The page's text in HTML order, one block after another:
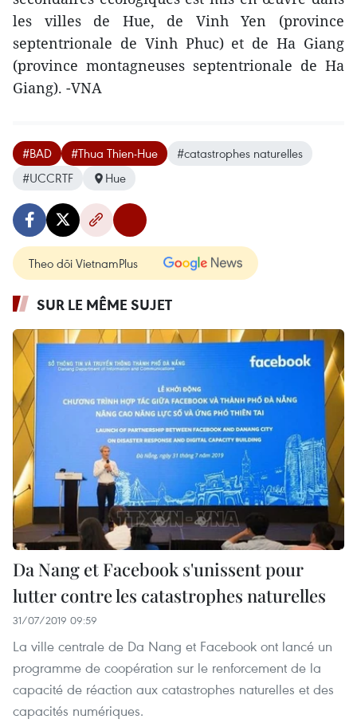
les villes de Hue, de Vinh Yen (province
septentrionale de Vinh Phuc) et de Ha Giang
(province montagneuses septentrionale de Ha
Giang). -VNA
#BAD #Thua Thien-Hue
#catastrophes naturelles
#UCCRTF
Hue
Theo dõi VietnamPlus
SUR LE MÊME SUJET
Da Nang et Facebook s'unissent pour
lutter contre les catastrophes naturelles
31/07/2019 09:59
La ville centrale de Da Nang et Facebook ont ​​lancé un
programme de coopération sur le renforcement de la
capacité de réaction aux catastrophes naturelles et des
capacités numériques.